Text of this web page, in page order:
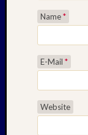
Name*
E-Mail *
Website